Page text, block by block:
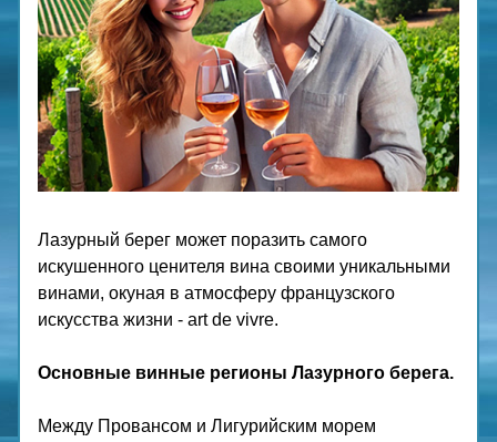
Лазурный берег может поразить самого
искушенного ценителя вина своими уникальными
винами, окуная в атмосферу французского
искусства жизни - art de vivre.
Основные винные регионы Лазурного берега.
Между Провансом и Лигурийским морем